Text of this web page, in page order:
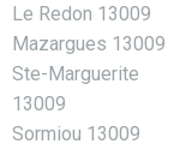
Le Redon 13009
Mazargues 13009
Ste-Marguerite
13009
Sormiou 13009